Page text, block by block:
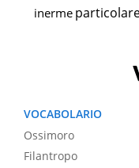
inerme
VOCABOLARIO
Ossimoro
Filantropo